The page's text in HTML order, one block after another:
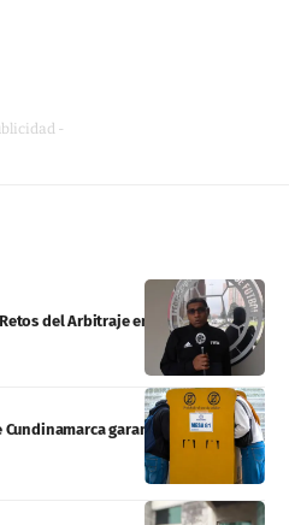
-
del Arbitraje en la Liga BetPlay
garantizar logística